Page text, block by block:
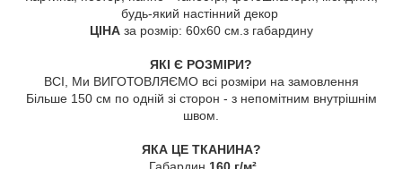
будь-який настінний декор
ЦІНА за розмір: 60х60 см.з габардину
ЯКІ Є РОЗМІРИ?
ВСІ, Ми ВИГОТОВЛЯЄМО всі розміри на замовлення
Більше 150 см по одній зі сторон - з непомітним внутрішнім
швом.
ЯКА ЦЕ ТКАНИНА?
Габардин 160 г/м²